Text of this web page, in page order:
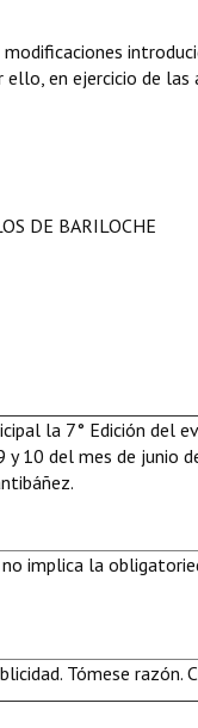
en ejercicio de
DE BARILOCHE
la 7° Edición del
10 del mes de junio
implica la
Tómese razón.